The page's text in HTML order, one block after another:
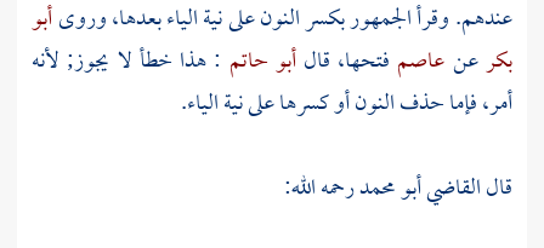
عندهم. وقرأ الجمهور بكسر النون على نية الياء بعدها، وروىأبو
بكرعنعاصم فتحها، قالأبو حاتم : هذا خطأ لا يجوز; لأنه
أمر، فإما حذف النون أو كسرها على نية الياء.
قالالقاضي أبو محمدرحمه الله: